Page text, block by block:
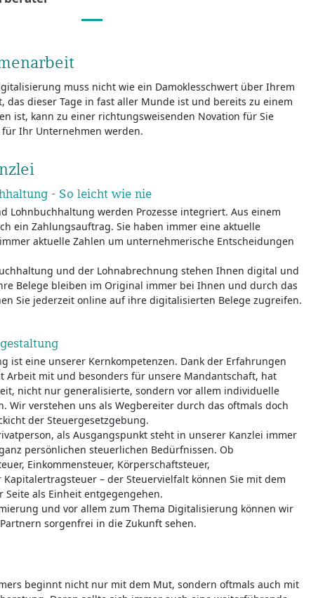
muss nicht wie ein Damoklesschwert über Ihrem
das dieser Tage in fast aller Munde ist und bereits zu einem
ist, kann zu einer richtungsweisenden Novation für Sie
Ihr Unternehmen werden.
- So leicht wie nie
Lohnbuchhaltung werden Prozesse integriert. Aus einem
ein Zahlungsauftrag. Sie haben immer eine aktuelle
aktuelle Zahlen um unternehmerische Entscheidungen
und der Lohnabrechnung stehen Ihnen digital und
Belege bleiben im Original immer bei Ihnen und durch das
Sie jederzeit online auf ihre digitalisierten Belege zugreifen.
ist eine unserer Kernkompetenzen. Dank der Erfahrungen
Arbeit mit und besonders für unsere Mandantschaft, hat
nicht nur generalisierte, sondern vor allem individuelle
Wir verstehen uns als Wegbereiter durch das oftmals doch
der Steuergesetzgebung.
als Ausgangspunkt steht in unserer Kanzlei immer
persönlichen steuerlichen Bedürfnissen. Ob
Einkommensteuer, Körperschaftsteuer,
– der Steuervielfalt können Sie mit dem
als Einheit entgegengehen.
und vor allem zum Thema Digitalisierung können wir
sorgenfrei in die Zukunft sehen.
beginnt nicht nur mit dem Mut, sondern oftmals auch mit